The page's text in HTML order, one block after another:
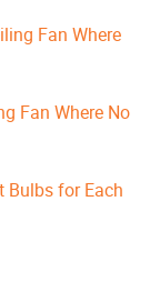
Fan Where
Fan Where No
Bulbs for Each